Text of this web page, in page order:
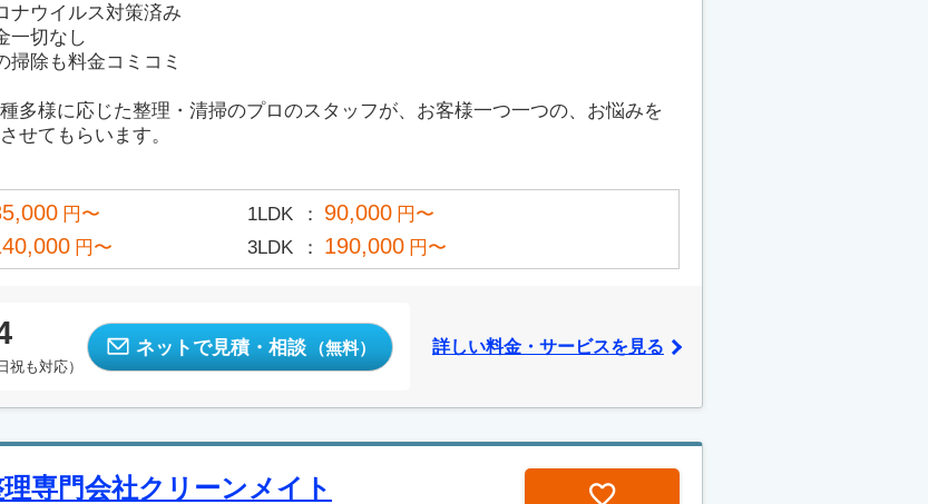
ナウイルス対策済み
一切なし
掃除も料金コミコミ
多様に応じた整理・清掃のプロのスタッフが、お客様一つ一つの、お悩みを
せてもらいます。
円〜 1LDK 90,000 円〜
円〜 3LDK 190,000 円〜
も対応）
ネットで見積・相談 （無料） 詳しい料金・サービスを見る
専門会社クリーンメイト